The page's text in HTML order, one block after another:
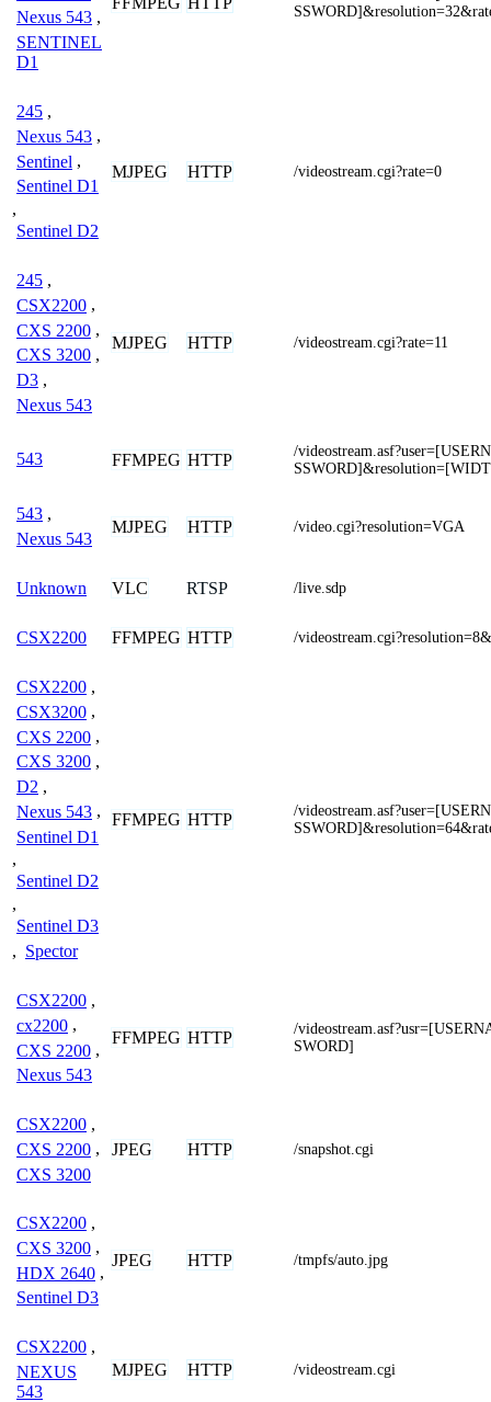
Nexus 543 ,
SENTINEL
D1
245 ,
Nexus 543 ,
Sentinel ,
Sentinel D1
,
Sentinel D2
MJPEG HTTP /videostream.cgi?rate=0
245 ,
CSX2200 ,
CXS 2200 ,
CXS 3200 ,
D3 ,
Nexus 543
MJPEG HTTP /videostream.cgi?rate=11
543 FFMPEG HTTP
/
543 ,
Nexus 543
MJPEG HTTP /video.cgi?resolution=VGA
Unknown VLC RTSP /live.sdp
CSX2200 FFMPEG HTTP /
CSX2200 ,
CSX3200 ,
CXS 2200 ,
CXS 3200 ,
D2 ,
Nexus 543 ,
Sentinel D1
,
Sentinel D2
,
Sentinel D3
, Spector
FFMPEG HTTP
/
CSX2200 ,
cx2200 ,
CXS 2200 ,
Nexus 543
FFMPEG HTTP
/
SWORD]
CSX2200 ,
CXS 2200 ,
CXS 3200
JPEG HTTP /snapshot.cgi
CSX2200 ,
CXS 3200 ,
HDX 2640 ,
Sentinel D3
JPEG HTTP /tmpfs/auto.jpg
CSX2200 ,
NEXUS
543
MJPEG HTTP /videostream.cgi